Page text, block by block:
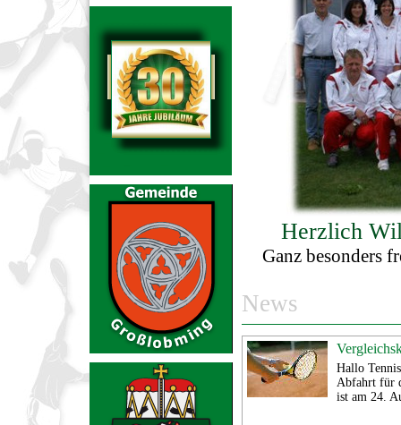
Herzlich
Ganz besonders
News
Hallo
Abfahrt für
ist am 24.